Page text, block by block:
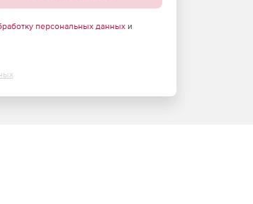
персональных данныхи